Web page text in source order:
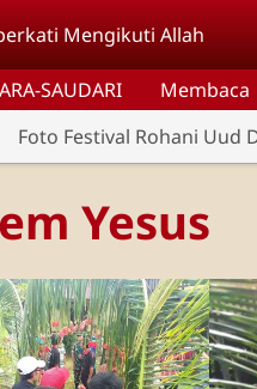
Mengikuti Allah
SAUDARI Membaca
Foto Festival Rohani Uud
Yesus